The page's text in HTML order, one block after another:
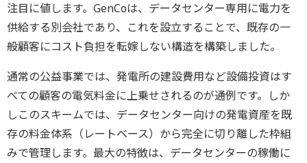
注目に値します。GenCoは、データセンター専用に電力を
供給する別会社であり、これを設立することで、既存の一
般顧客にコスト負担を転嫁しない構造を構築しました。
通常の公益事業では、発電所の建設費用など設備投資はす
べての顧客の電気料金に上乗せされるのが通例です。しか
しこのスキームでは、データセンター向けの発電資産を既
存の料金体系（レートベース）から完全に切り離した枠組
みで管理します。最大の特徴は、データセンターの稼働に